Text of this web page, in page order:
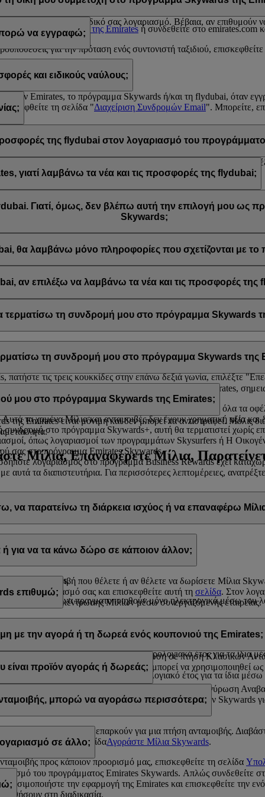
κάποια από τις παραπάνω περιπτώσεις, επικοινωνήστε με κάποιο
Κέντρο επικοινωνίας της Emirates ή συνδεθείτε στο emirates.com
για την πρόταση ενός συντονιστή ταξιδιού,
απορρέουν από τον δικό σας λογαριασμό. Βέβαια, αν επιθυμούν
μπορώ να εγγραφώ;
και ειδικούς ναύλους;
από την Emirates, το πρόγραμμα Skywards ή/και τη flydubai, όταν
τη σελίδα "Διαχείριση Συνδρομών Email". Μπορείτε,
"Απεγγραφή" που βρίσκεται στο κάτω μέρος των email που
ή επικοινωνώντας με την Emirates ή τη flydubai μέσω του
προσφορές της flydubai στον λογαριασμό του
για την Emirates και την flydubai, και συνεπώς μπορείτε να
γιατί λαμβάνω τα νέα και τις προσφορές της flydubai;
Γιατί, όμως, δεν βλέπω αυτή την επιλογή μου ως
Skywards;
συνδεδεμένη με πολλούς αριθμούς μελών του προγράμματος
Συνδεθείτε στον λογαριασμό σας στο πρόγραμμα Emirates
θα λαμβάνω μόνο πληροφορίες που σχετίζονται με
των προωθητικών ενεργειών από τη flydubai και
αν επιλέξω να λαμβάνω τα νέα και τις προσφορές της
σας προκειμένου να λαμβάνετε τέτοιου είδους ενημερωτικά
. τη συνδρομή μου στο πρόγραμμα Skywards
τη συνδρομή σας στο πρόγραμμα Skywards της Emirates ανά πάσα
και θα βρείτε την
τις τρεις κουκκίδες στην επάνω δεξιά γωνία, επιλέξτε
βοηθήσουν.
τη συνδρομή μου στο πρόγραμμα Skywards της
τη συνδρομή σας στο πρόγραμμα Skywards της Emirates,
αχρησιμοποίητα Μίλια και οι ανταμοιβές σας, καθώς και όλα τα
τα χαμένα Μίλια και ανταμοιβές δεν έχουν χρηματική αξία
στο πρόγραμμα Skywards+, αυτή θα τερματιστεί χωρίς
όπως λογαριασμοί των προγραμμάτων Skysurfers ή Η
σας στο πρόγραμμα Emirates Skywards.
λογαριασμός στο πρόγραμμα Business Rewards έχει
αυτά τα διαπιστευτήρια. Για περισσότερες λεπτομέρειες,
μου στο πρόγραμμα Skywards της Emirates;
Emirates είναι μόνιμη και δεν μπορεί να αντιστραφεί. Μόλις
Μίλια, Επαναφέρετε Μίλια,
παρατείνω τη διάρκεια ισχύος ή να επαναφέρω
της Emirates.
μπορούν να πραγματοποιηθούν μόνο ηλεκτρονικά μέσω του
για να τα κάνω δώρο σε κάποιον άλλον;
την ανταμοιβή που θέλετε ή αν θέλετε να δωρίσετε Μίλια
στον λογαριασμό σας και επισκεφθείτε αυτή τη σελίδα. Στον
συγκέντρωσης Μιλίων μέσω συνεργαζόμενης εταιρείας.
Μίλια Skywards σε ένα ημερολογιακό έτος.
Μίλια Skywards ανά συναλλαγή, με κόστος 30 δολαρίων ΗΠΑ για
επιθυμώ;
δώρο σε κάποιον άλλον σε πακέτα των 1.000 Μιλίων. Το
200.000 Μίλια Skywards σε ένα ημερολογιακό έτος για τα ίδια
Μίλια Skywards σε ένα ημερολογιακό έτος για τα ίδια
με την αγορά ή τη δωρεά ενός κουπονιού της Emirates;
να χρησιμοποιηθούν για εξαργύρωση σε πτήση Κλασικών
είναι προϊόν αγοράς ή δωρεάς δεν μπορεί να χρησιμοποιηθεί
προϊόν αγοράς ή δωρεάς;
σε πτήσεις Κλασικών Ανταμοιβών και εξαργύρωση
σας ενθαρρύνουμε να ελέγξετε τις απαιτήσεις Μιλίων Skywards
μπορώ να αγοράσω περισσότερα;
που διαθέτετε δεν επαρκούν για μια πτήση ανταμοιβής.
επισκεφθείτε τη σελίδαΑγοράστε Μίλια Skywards.
προς κάποιον προορισμό μας, επισκεφθείτε τη σελίδα
σε άλλο;
του προγράμματος Emirates Skywards. Απλώς συνδεθείτε
την εφαρμογή της Emirates και επισκεφθείτε την
στη διαδικασία.